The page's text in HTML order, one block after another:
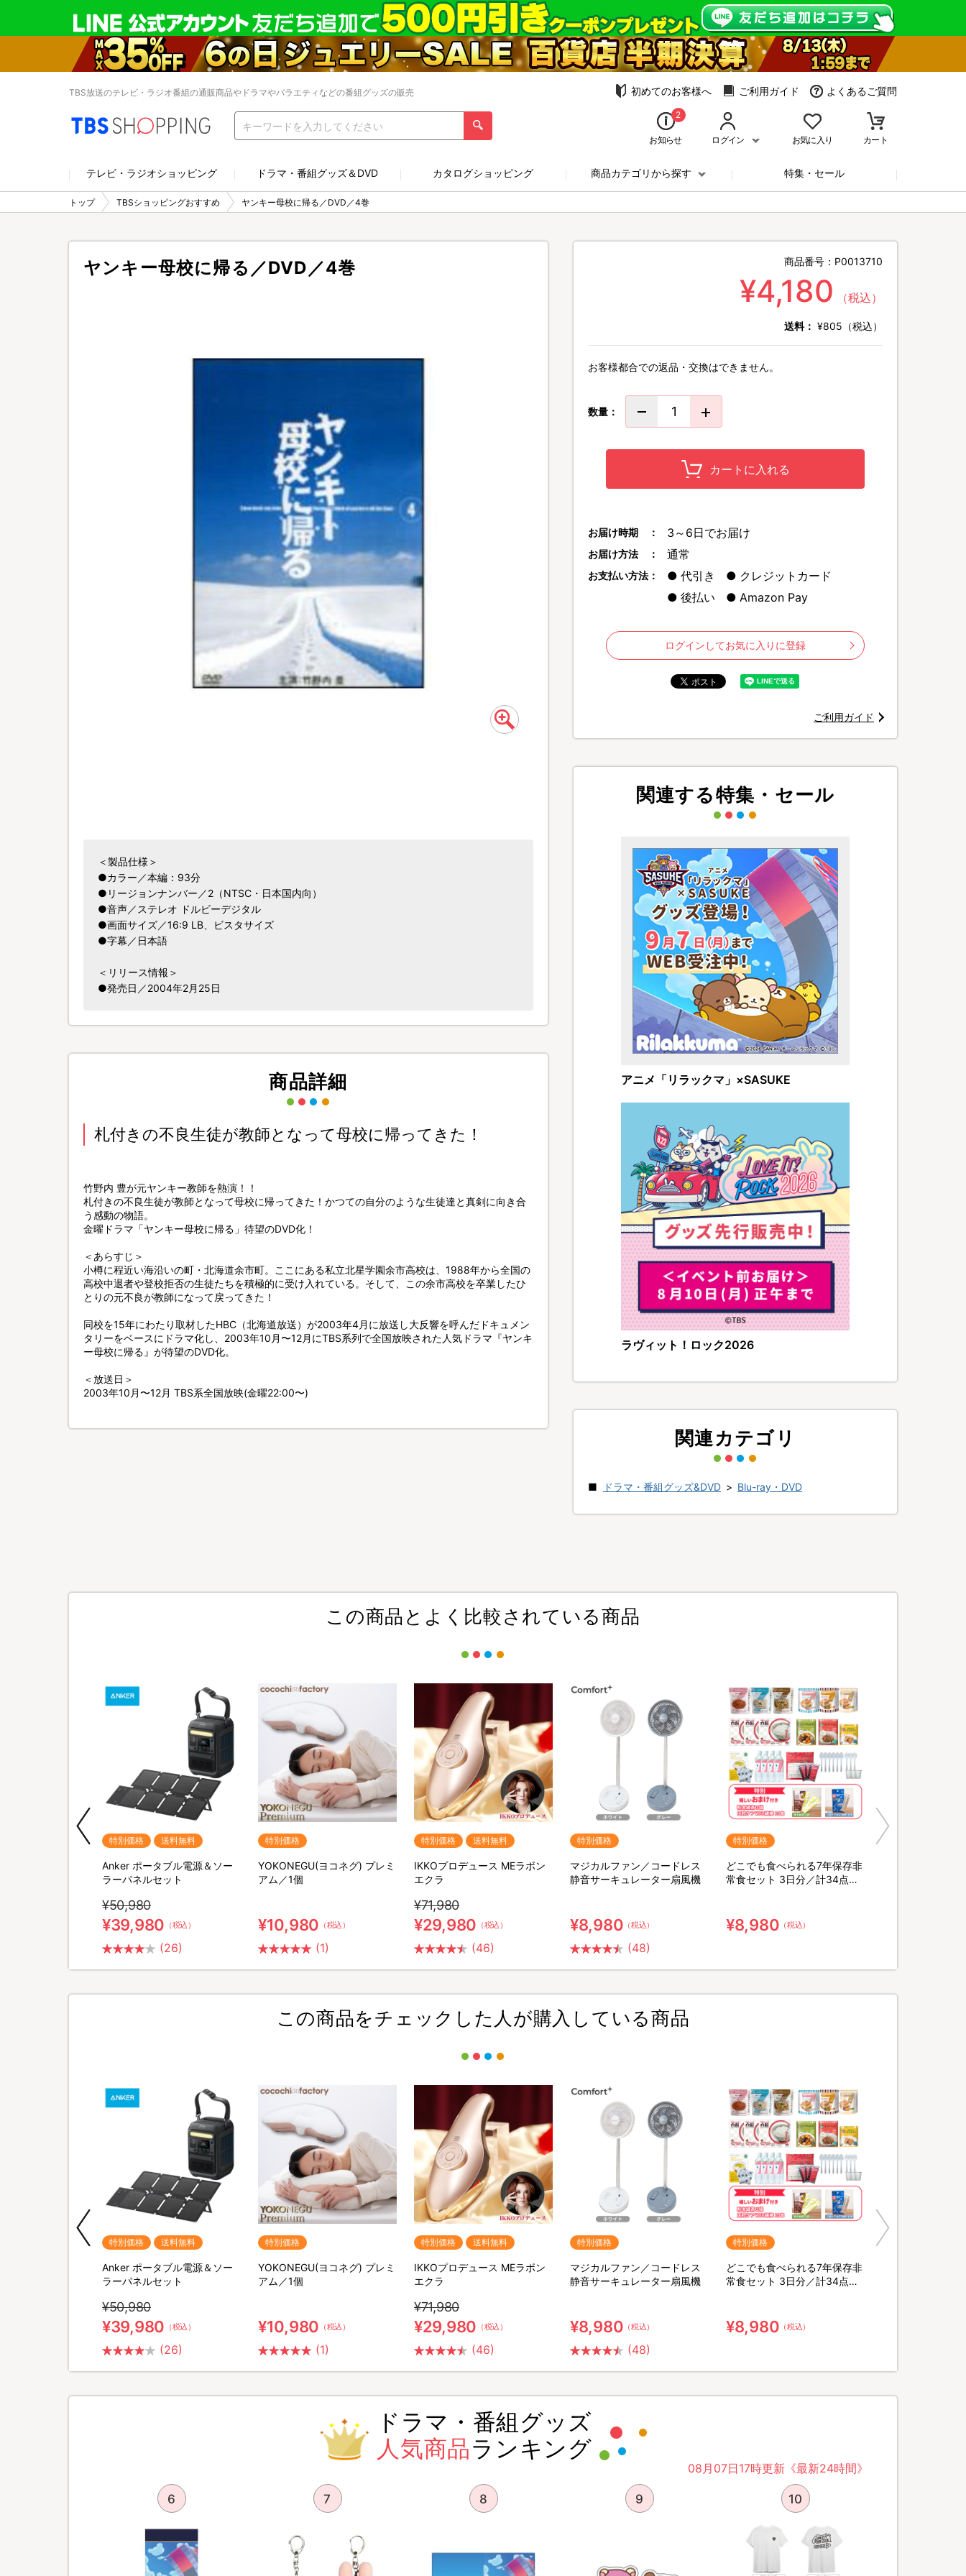
TBS放送のテレビ・ラジオ番組の通販商品やドラマやバラエティなどの番組グッズの販売 初めてのお客様へ ご利用ガイド よくあるご質問
2
お知らせ ログイン お気に入り カート
テレビ・ラジオショッピング ドラマ・番組グッズ＆DVD カタログショッピング 商品カテゴリから探す 特集・セール
トップ TBSショッピングおすすめ ヤンキー母校に帰る／DVD／4巻
ヤンキー母校に帰る／DVD／4巻
＜製品仕様＞
●カラー／本編：93分
●リージョンナンバー／2（NTSC・日本国内向）
●音声／ステレオ ドルビーデジタル
●画面サイズ／16:9 LB、ビスタサイズ
●字幕／日本語
＜リリース情報＞
●発売日／2004年2月25日
商品詳細
札付きの不良生徒が教師となって母校に帰ってきた！
竹野内 豊が元ヤンキー教師を熱演！！
札付きの不良生徒が教師となって母校に帰ってきた！かつての自分のような生徒達と真剣に向き合
う感動の物語。
金曜ドラマ「ヤンキー母校に帰る」待望のDVD化！
＜あらすじ＞
小樽に程近い海沿いの町・北海道余市町。ここにある私立北星学園余市高校は、1988年から全国の
高校中退者や登校拒否の生徒たちを積極的に受け入れている。そして、この余市高校を卒業したひ
とりの元不良が教師になって戻ってきた！
同校を15年にわたり取材したHBC（北海道放送）が2003年4月に放送し大反響を呼んだドキュメン
タリーをベースにドラマ化し、2003年10月〜12月にTBS系列で全国放映された人気ドラマ『ヤンキ
ー母校に帰る』が待望のDVD化。
＜放送日＞
2003年10月〜12月 TBS系全国放映(金曜22:00〜)
商品番号： P0013710
¥4,180 （税込）
送料： ¥805（税込）
お客様都合での返品・交換はできません。
数量：
カートに入れる
お届け時期 ： 3～6日でお届け
お届け方法 ： 通常
お支払い方法： 代引き
クレジットカード
後払い
Amazon Pay
ログインしてお気に入りに登録
ご利用ガイド
関連する特集・セール
アニメ「リラックマ」×SASUKE
ラヴィット！ロック2026
関連カテゴリ
ドラマ・番組グッズ&DVD > Blu-ray・DVD
この商品とよく比較されている商品
特別価格 送料無料
Anker ポータブル電源＆ソー
ラーパネルセット
¥50,980
¥39,980 （税込）
(26)
特別価格
YOKONEGU(ヨコネグ) プレミ
アム／1個
¥10,980 （税込）
(1)
特別価格 送料無料
IKKOプロデュース MEラボン
エクラ
¥71,980
¥29,980 （税込）
(46)
特別価格
マジカルファン／コードレス
静音サーキュレーター扇風機
¥8,980 （税込）
(48)
特別価格
どこでも食べられる7年保存非
常食セット 3日分／計34点セ
¥8,980 （税込）
この商品をチェックした人が購入している商品
特別価格 送料無料
Anker ポータブル電源＆ソー
ラーパネルセット
¥50,980
¥39,980 （税込）
(26)
特別価格
YOKONEGU(ヨコネグ) プレミ
アム／1個
¥10,980 （税込）
(1)
特別価格 送料無料
IKKOプロデュース MEラボン
エクラ
¥71,980
¥29,980 （税込）
(46)
特別価格
マジカルファン／コードレス
静音サーキュレーター扇風機
¥8,980 （税込）
(48)
特別価格
どこでも食べられる7年保存非
常食セット 3日分／計34点セ
¥8,980 （税込）
ドラマ・番組グッズ
人気商品ランキング
08月07日17時更新《最新24時間》
6 7 8 9 10